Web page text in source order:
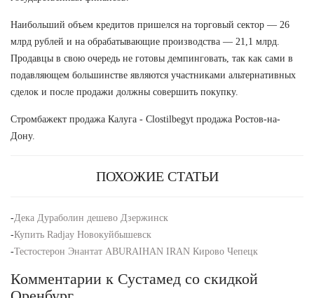
Наибольший объем кредитов пришелся на торговый сектор — 26
млрд рублей и на обрабатывающие производства — 21,1 млрд.
Продавцы в свою очередь не готовы демпинговать, так как сами в
подавляющем большинстве являются участниками альтернативных
сделок и после продажи должны совершить покупку.
Стромбажект продажа Калуга - Clostilbegyt продажа Ростов-на-
Дону.
ПОХОЖИЕ СТАТЬИ
-Дека Дураболин дешево Дзержинск
-Купить Radjay Новокуйбышевск
-Тестостерон Энантат ABURAIHAN IRAN Кирово Чепецк
Комментарии к Сустамед со скидкой